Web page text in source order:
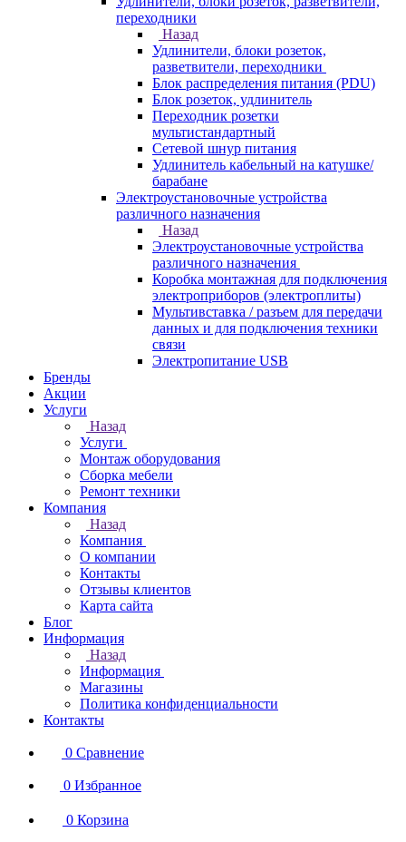
переходники
Назад
Удлинители, блоки розеток,
разветвители, переходники
Блок распределения питания (PDU)
Блок розеток, удлинитель
Переходник розетки
мультистандартный
Сетевой шнур питания
Удлинитель кабельный на катушке/
барабане
Электроустановочные устройства
различного назначения
Назад
Электроустановочные устройства
различного назначения
Коробка монтажная для подключения
электроприборов (электроплиты)
Мультивставка / разъем для передачи
данных и для подключения техники
связи
Электропитание USB
Бренды
Акции
Услуги
Назад
Услуги
Монтаж оборудования
Сборка мебели
Ремонт техники
Компания
Назад
Компания
О компании
Контакты
Отзывы клиентов
Карта сайта
Блог
Информация
Назад
Информация
Магазины
Политика конфиденциальности
Контакты
0 Сравнение
0 Избранное
0 Корзина